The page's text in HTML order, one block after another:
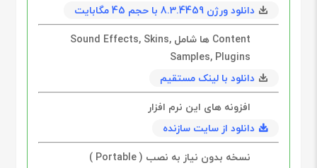
دانلود ورژن 8.3.4459 با حجم 45 مگابايت
Content ها شامل Sound Effects, Skins,
Samples, Plugins
دانلود با لینک مستقیم
افزونه های این نرم افزار
دانلود از سایت سازنده
نسخه بدون نیاز به نصب ( Portable )